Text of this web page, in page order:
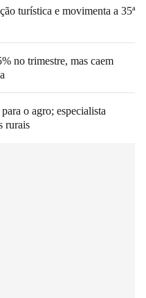
turística e movimenta a 35ª
no trimestre, mas caem
o agro; especialista
rurais